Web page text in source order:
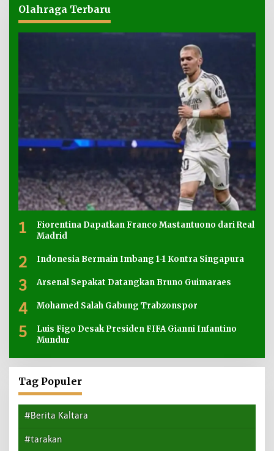
Olahraga Terbaru
1
Fiorentina Dapatkan Franco Mastantuono dari Real
Madrid
2 Indonesia Bermain Imbang 1-1 Kontra Singapura
3 Arsenal Sepakat Datangkan Bruno Guimaraes
4 Mohamed Salah Gabung Trabzonspor
5
Luis Figo Desak Presiden FIFA Gianni Infantino
Mundur
Tag Populer
#Berita Kaltara
#tarakan